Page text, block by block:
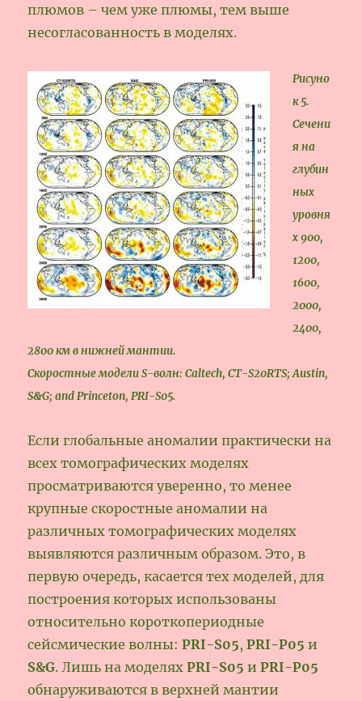
плюмов – чем уже плюмы, тем выше
несогласованность в моделях.
Рисуно
к 5.
Сечени
я на
глубин
ных
уровня
х 900,
1200,
1600,
2000,
2400,
2800 км в нижней мантии.
Скоростные модели S-волн: Caltech, CT-S20RTS; Austin,
S&G; and Princeton, PRI-S05.
Если глобальные аномалии практически на
всех томографических моделях
просматриваются уверенно, то менее
крупные скоростные аномалии на
различных томографических моделях
выявляются различным образом. Это, в
первую очередь, касается тех моделей, для
построения которых использованы
относительно короткопериодные
сейсмические волны:PRI-S05,PRI-P05 и
S&G. Лишь на моделяхPRI-S05 иPRI-P05
обнаруживаются в верхней мантии